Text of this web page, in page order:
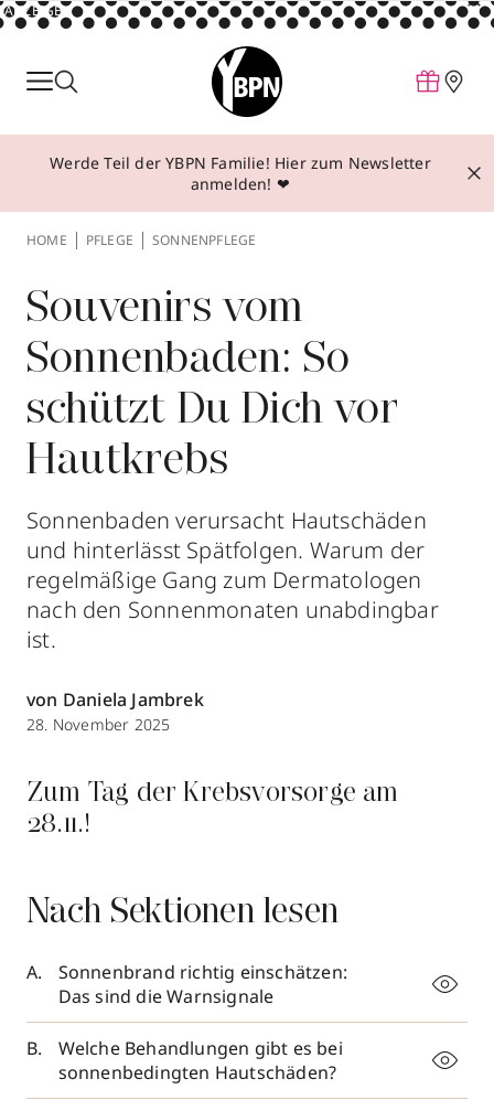
ANZEIGE
Parfum
Make-up
Behandlungen
Über YBPN
Aktionen
Storefinder
Werde Teil der YBPN Familie! Hier zum Newsletter
anmelden! ❤
HOME PFLEGE SONNENPFLEGE
Souvenirs vom
Sonnenbaden: So
schützt Du Dich vor
Hautkrebs
Sonnenbaden verursacht Hautschäden
und hinterlässt Spätfolgen. Warum der
regelmäßige Gang zum Dermatologen
nach den Sonnenmonaten unabdingbar
ist.
von Daniela Jambrek
28. November 2025
Zum Tag der Krebsvorsorge am
28.11.!
Nach Sektionen lesen
Sonnenbrand richtig einschätzen:
Das sind die Warnsignale
Welche Behandlungen gibt es bei
sonnenbedingten Hautschäden?